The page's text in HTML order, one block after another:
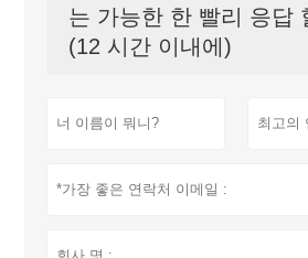
는 가능한 한 빨리 응답
(12 시간 이내에)